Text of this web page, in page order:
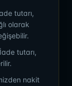
tutarı,
olarak
İade tutarı,
nakit